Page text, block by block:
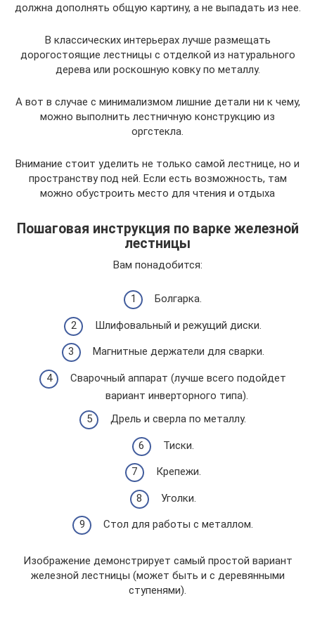
должна дополнять общую картину, а не выпадать из нее.
В классических интерьерах лучше размещать
дорогостоящие лестницы с отделкой из натурального
дерева или роскошную ковку по металлу.
А вот в случае с минимализмом лишние детали ни к чему,
можно выполнить лестничную конструкцию из
оргстекла.
Внимание стоит уделить не только самой лестнице, но и
пространству под ней. Если есть возможность, там
можно обустроить место для чтения и отдыха
Пошаговая инструкция по варке железной
лестницы
Вам понадобится:
Болгарка.
Шлифовальный и режущий диски.
Магнитные держатели для сварки.
Сварочный аппарат (лучше всего подойдет
вариант инверторного типа).
Дрель и сверла по металлу.
Тиски.
Крепежи.
Уголки.
Стол для работы с металлом.
Изображение демонстрирует самый простой вариант
железной лестницы (может быть и с деревянными
ступенями).